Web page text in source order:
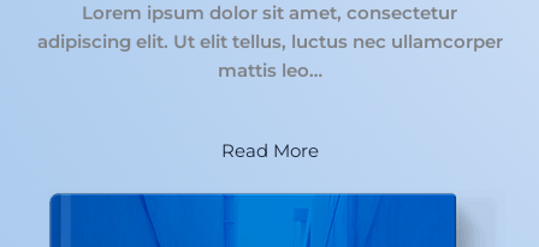
Lorem ipsum dolor sit amet, consectetur
adipiscing elit. Ut elit tellus, luctus nec ullamcorper
mattis leo…
Read More